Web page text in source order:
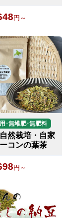
円～
･無堆肥･無肥料
自然栽培・自家
コンの葉茶
円～